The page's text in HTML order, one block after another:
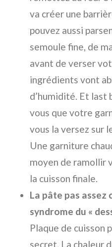
va créer une
pouvez aussi
semoule fine, de
avant de verser
ingrédients vont
d’humidité. Et last
vous que votre
vous la versez sur
Une garniture
moyen de ramollir
la cuisson finale.
La pâte pas assez
syndrome du «
Plaque de cuisson
secret. La chaleur